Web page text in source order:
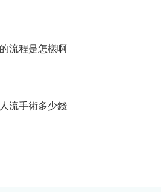
流程是怎樣啊
流手術多少錢